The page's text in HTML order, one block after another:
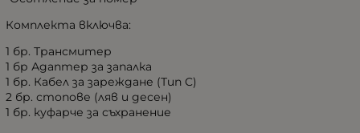
Комплекта включва:
1 бр. Трансмитер
1 бр Адаптер за запалка
1 бр. Кабел за зареждане (Тип C)
2 бр. стопове (ляв и десен)
1 бр. куфарче за съхранение